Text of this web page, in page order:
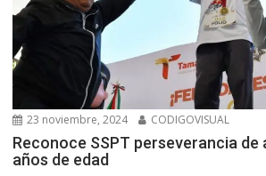
23 noviembre, 2024 CODIGOVISUAL
Reconoce SSPT perseverancia de
años de edad